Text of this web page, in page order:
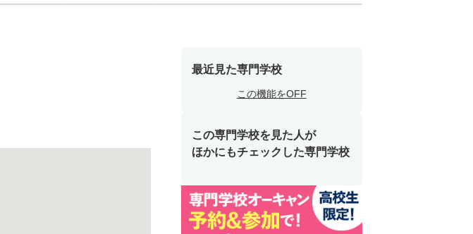
最近見た専門学校
この機能をOFF
この専門学校を見た人が
ほかにもチェックした専門学校